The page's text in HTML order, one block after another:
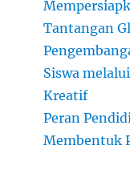
Tantangan
Siswa
Kreatif
Peran
Membentuk